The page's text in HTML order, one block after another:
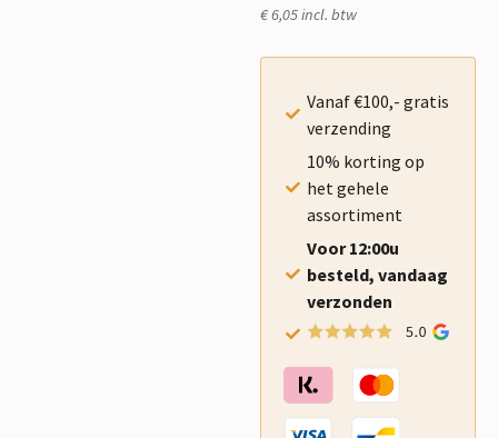
€ 6,05 incl. btw
Vanaf €100,- gratis
verzending
10% korting op
het gehele
assortiment
Voor 12:00u
besteld, vandaag
verzonden